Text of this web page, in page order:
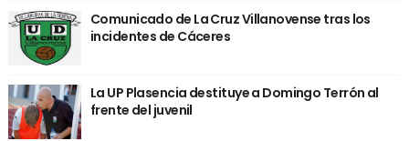
Comunicado de La Cruz Villanovense tras los
incidentes de Cáceres
La UP Plasencia destituye a Domingo Terrón al
frente del juvenil